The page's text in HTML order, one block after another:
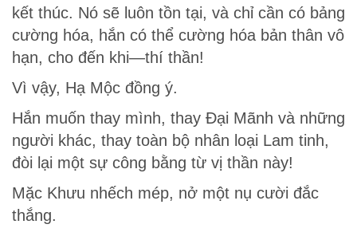
kết thúc. Nó sẽ luôn tồn tại, và chỉ cần có bảng
cường hóa, hắn có thể cường hóa bản thân vô
hạn, cho đến khi—thí thần!
Vì vậy, Hạ Mộc đồng ý.
Hắn muốn thay mình, thay Đại Mãnh và những
người khác, thay toàn bộ nhân loại Lam tinh,
đòi lại một sự công bằng từ vị thần này!
Mặc Khưu nhếch mép, nở một nụ cười đắc
thắng.